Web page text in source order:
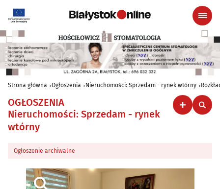
Strona główna Ogłoszenia Nieruchomości: Sprzedam - rynek wtórny
OGŁOSZENIA
Nieruchomości: Sprzedam - rynek
wtórny
Ogłoszenie archiwalne